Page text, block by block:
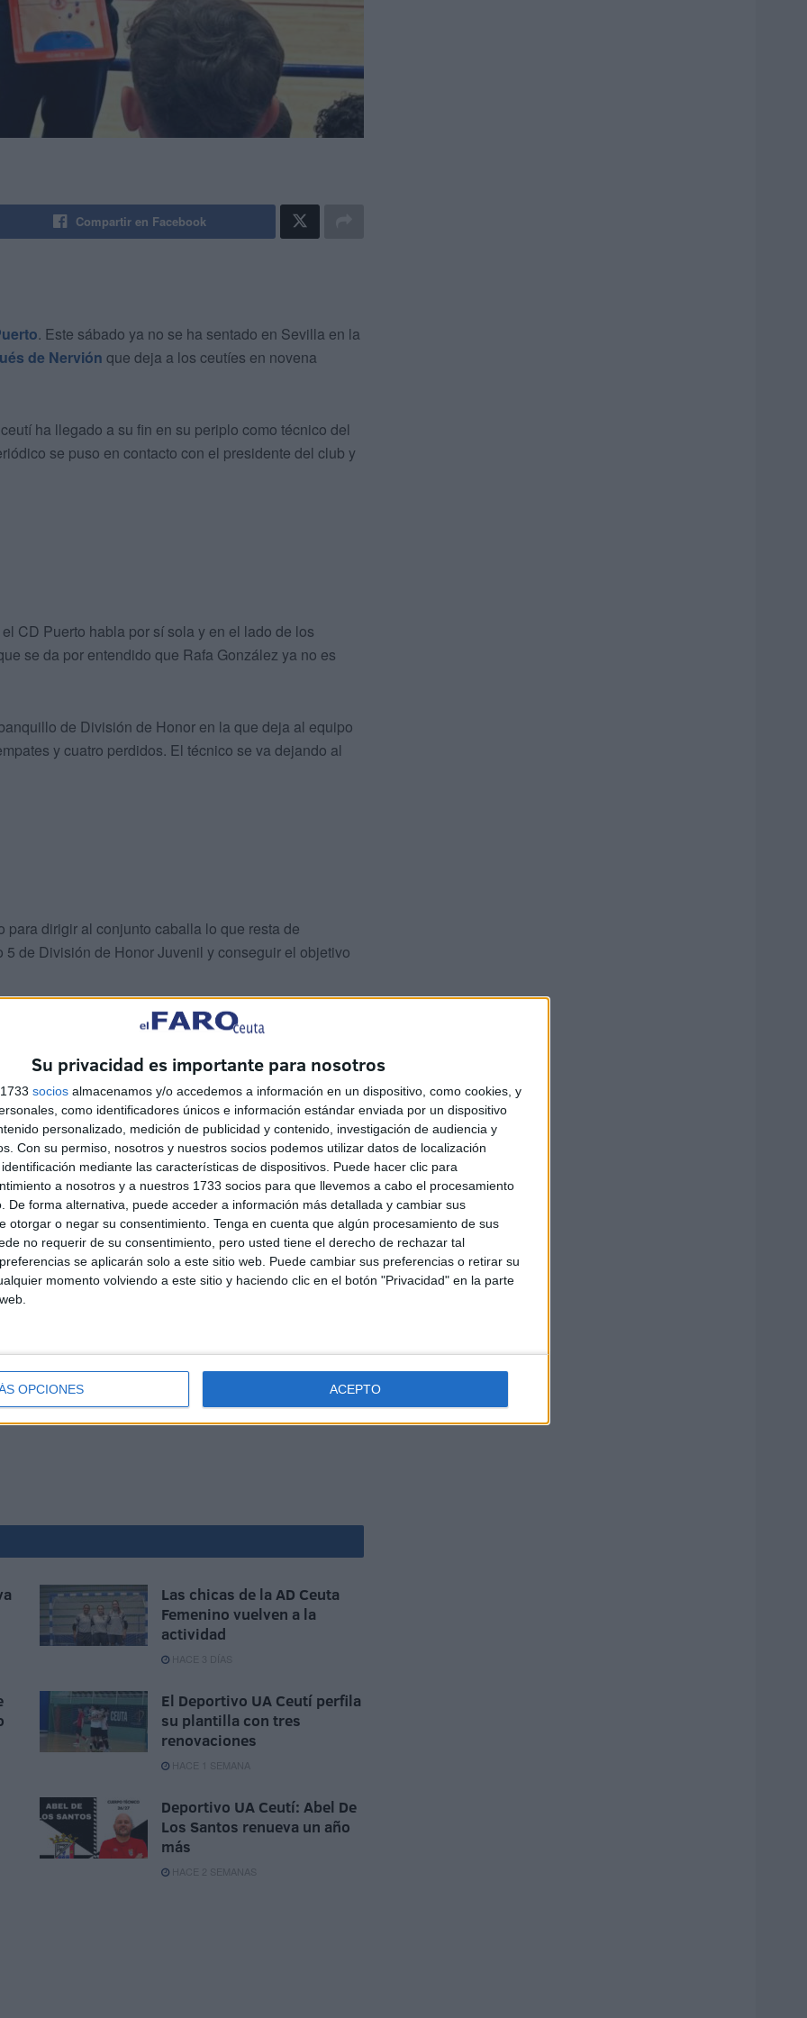
Su privacidad es importante para nosotros
socios almacenamos y/o accedemos a información en un dispositivo, como cookies, y
como identificadores únicos e información estándar enviada por un dispositivo
personalizado, medición de publicidad y contenido, investigación de audiencia y
Con su permiso, nosotros y nuestros socios podemos utilizar datos de localización
mediante las características de dispositivos. Puede hacer clic para
a nosotros y a nuestros 1733 socios para que llevemos a cabo el procesamiento
De forma alternativa, puede acceder a información más detallada y cambiar sus
otorgar o negar su consentimiento. Tenga en cuenta que algún procesamiento de sus
no requerir de su consentimiento, pero usted tiene el derecho de rechazar tal
se aplicarán solo a este sitio web. Puede cambiar sus preferencias o retirar su
momento volviendo a este sitio y haciendo clic en el botón "Privacidad" en la parte
OPCIONES ACEPTO
Compartir en Facebook
. Este sábado ya no se ha sentado en Sevilla en la
de Nervión que deja a los ceutíes en novena
ha llegado a su fin en su periplo como técnico del
se puso en contacto con el presidente del club y
CD Puerto habla por sí sola y en el lado de los
se da por entendido que Rafa González ya no es
de División de Honor en la que deja al equipo
y cuatro perdidos. El técnico se va dejando al
dirigir al conjunto caballa lo que resta de
de División de Honor Juvenil y conseguir el objetivo
a disputar este encuentro cayeron contra el
de ir 2-0 perdiendo. Los autores de los tantos
final de partido, el Marqués de Nervión metió el 3-2
caballas en la novena posición del grupo 5 de
Las chicas de la AD Ceuta
Femenino vuelven a la
actividad
HACE 3 DÍAS
El Deportivo UA Ceutí perfila
su plantilla con tres
renovaciones
HACE 1 SEMANA
Deportivo UA Ceutí: Abel De
Los Santos renueva un año
más
HACE 2 SEMANAS